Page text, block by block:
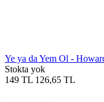
Ye ya da Yem Ol -
Stokta yok
149 TL 126,65 TL